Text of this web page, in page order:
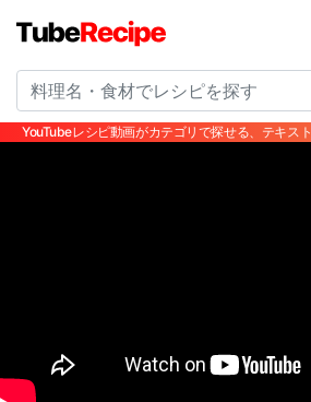
YouTubeレシピ動画がカテゴリで探せる、テキス